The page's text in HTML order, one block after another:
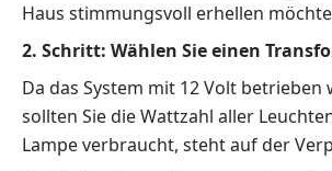
Haus stimmungsvoll erhellen
2. Schritt: Wählen Sie einen
Da das System mit 12 Volt betrieben
sollten Sie die Wattzahl aller
Lampe verbraucht, steht auf der